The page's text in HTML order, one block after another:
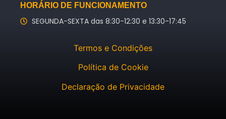
HORÁRIO DE FUNCIONAMENTO
SEGUNDA-SEXTA das 8:30-12:30 e 13:30-17:45
Termos e Condições
Política de Cookie
Declaração de Privacidade